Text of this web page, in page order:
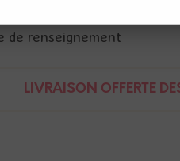
de renseignement
LIVRAISON OFFERTE